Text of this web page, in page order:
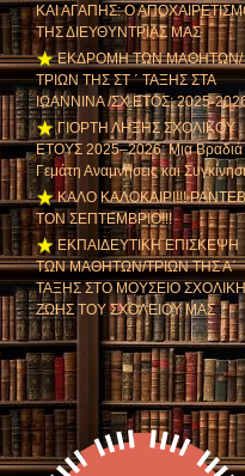
ΚΑΙ ΑΓΑΠΗΣ: Ο
ΤΗΣ ΔΙΕΥΘΥΝΤΡΙΑΣ ΜΑΣ
ΕΚΔΡΟΜΗ ΤΩΝ ΜΑΘΗΤΩΝ/
ΤΡΙΩΝ ΤΗΣ ΣΤ ΄ ΤΑΞΗΣ ΣΤΑ
ΙΩΑΝΝΙΝΑ /ΣΧ.ΕΤΟΣ: 2025-
ΓΙΟΡΤΗ ΛΗΞΗΣ ΣΧΟΛΙΚΟΥ
ΕΤΟΥΣ 2025–2026: Μια Βραδιά
Γεμάτη Αναμνήσεις και
ΚΑΛΟ ΚΑΛΟΚΑΙΡΙ!!!
ΤΟΝ ΣΕΠΤΕΜΒΡΙΟ!!!
ΕΚΠΑΙΔΕΥΤΙΚΗ ΕΠΙΣΚΕΨΗ
ΤΩΝ ΜΑΘΗΤΩΝ/ΤΡΙΩΝ ΤΗΣ Α΄
ΤΑΞΗΣ ΣΤΟ ΜΟΥΣΕΙΟ
ΖΩΗΣ ΤΟΥ ΣΧΟΛΕΙΟΥ ΜΑΣ